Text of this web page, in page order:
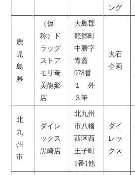
ング
鹿
児
島
県
（仮
称）ド
ラッグ
ストア
モリ奄
美龍郷
店
大島郡
龍郷町
中勝字
青蓋
978番
１ 外
３筆
大石
企画
北
九
州
市
ダイレ
ックス
黒崎店
北九州
市八幡
西区西
王子町
1番1他
ダイ
レッ
クス